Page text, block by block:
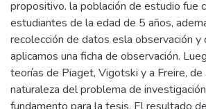
propositivo. la población de estudio fue
estudiantes de la edad de 5 años,
recolección de datos esla observación y
aplicamos una ficha de observación.
teorías de Piaget, Vigotski y a Freire, de
naturaleza del problema de